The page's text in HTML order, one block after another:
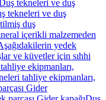
tekneleri ve duş
tekneleri ve duş
duş
içerikli malzemeden
yedek
ve küvetler için sıhhi
ekipmanları,
tahliye ekipmanları,
Gider